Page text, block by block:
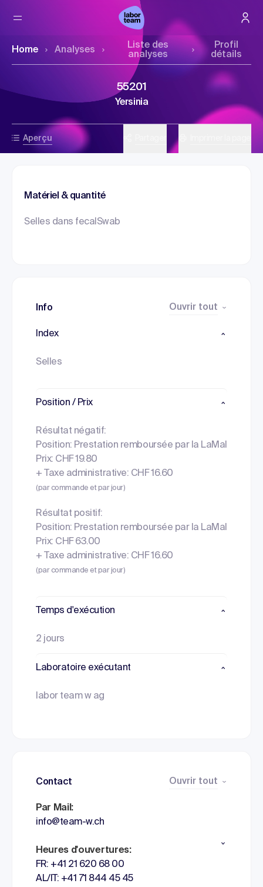
Home Analyses
Liste des
analyses
Profil
détails
Aperçu
55201
Yersinia
Matériel & quantité
Selles dans fecalSwab
Info Ouvrir tout
Index
Selles
Position / Prix
Résultat négatif:
Position: Prestation remboursée par la LaMal
Prix: CHF 19.80
+ Taxe administrative: CHF 16.60
(par commande et par jour)
Résultat positif:
Position: Prestation remboursée par la LaMal
Prix: CHF 63.00
+ Taxe administrative: CHF 16.60
(par commande et par jour)
Temps d'exécution
2 jours
Laboratoire exécutant
labor team w ag
Contact Ouvrir tout
Par Mail:
info@team-w.ch
Heures d'ouvertures:
FR: +41 21 620 68 00
AL/IT: +41 71 844 45 45